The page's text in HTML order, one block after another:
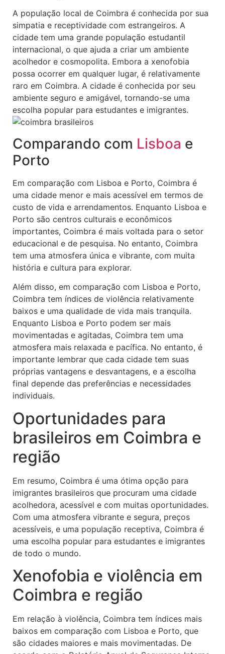
A população local de Coimbra é conhecida por sua
simpatia e receptividade com estrangeiros. A
cidade tem uma grande população estudantil
internacional, o que ajuda a criar um ambiente
acolhedor e cosmopolita. Embora a xenofobia
possa ocorrer em qualquer lugar, é relativamente
raro em Coimbra. A cidade é conhecida por seu
ambiente seguro e amigável, tornando-se uma
escolha popular para estudantes e imigrantes.
Comparando com Lisboa e
Porto
Em comparação com Lisboa e Porto, Coimbra é
uma cidade menor e mais acessível em termos de
custo de vida e arrendamentos. Enquanto Lisboa e
Porto são centros culturais e econômicos
importantes, Coimbra é mais voltada para o setor
educacional e de pesquisa. No entanto, Coimbra
tem uma atmosfera única e vibrante, com muita
história e cultura para explorar.
Além disso, em comparação com Lisboa e Porto,
Coimbra tem índices de violência relativamente
baixos e uma qualidade de vida mais tranquila.
Enquanto Lisboa e Porto podem ser mais
movimentadas e agitadas, Coimbra tem uma
atmosfera mais relaxada e pacífica. No entanto, é
importante lembrar que cada cidade tem suas
próprias vantagens e desvantagens, e a escolha
final depende das preferências e necessidades
individuais.
Oportunidades para
brasileiros em Coimbra e
região
Em resumo, Coimbra é uma ótima opção para
imigrantes brasileiros que procuram uma cidade
acolhedora, acessível e com muitas oportunidades.
Com uma atmosfera vibrante e segura, preços
acessíveis, e uma população receptiva, Coimbra é
uma escolha popular para estudantes e imigrantes
de todo o mundo.
Xenofobia e violência em
Coimbra e região
Em relação à violência, Coimbra tem índices mais
baixos em comparação com Lisboa e Porto, que
são cidades maiores e mais movimentadas. De